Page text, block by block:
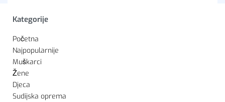
Kategorije
Početna
Najpopularnije
Muškarci
Žene
Djeca
Sudijska oprema